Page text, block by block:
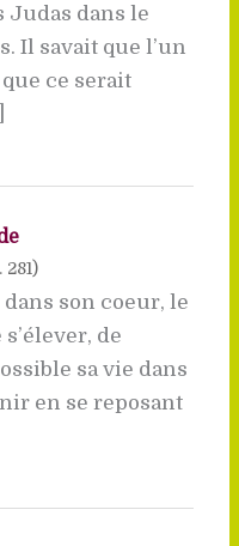
Judas dans le
Il savait que l’un
ce serait
281)
son coeur, le
de
sa vie dans
en se reposant